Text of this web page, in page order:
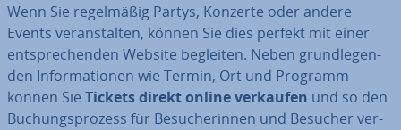
Wenn Sie re­gel­mä­ßig Partys, Konzerte oder andere
Events ver­an­stal­ten, können Sie dies perfekt mit einer
ent­spre­chen­den Website begleiten. Neben grund­le­gen­
den In­for­ma­tio­nen wie Termin, Ort und Programm
können Sie Tickets direkt online verkaufen und so den
Bu­chungs­pro­zess für Be­su­che­rin­nen und Besucher ver­